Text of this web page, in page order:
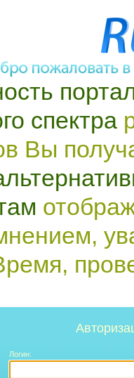
спектра
Вы
Логин: